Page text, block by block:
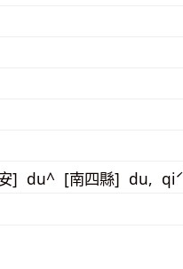
] du^ [南四縣] du, qiˊ